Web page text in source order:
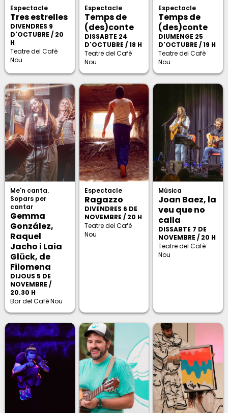
Espectacle
Tres estrelles
DIVENDRES 9
D'OCTUBRE / 20
H
Teatre del Cafè
Nou
Espectacle
Temps de
(des)conte
DISSABTE 24
D'OCTUBRE / 18 H
Teatre del Cafè
Nou
Espectacle
Temps de
(des)conte
DIUMENGE 25
D'OCTUBRE / 19 H
Teatre del Cafè
Nou
Me'n canta.
Sopars per
cantar
Gemma
González,
Raquel
Jacho i Laia
Glück, de
Filomena
DIJOUS 5 DE
NOVEMBRE /
20.30 H
Bar del Cafè Nou
Espectacle
Ragazzo
DIVENDRES 6 DE
NOVEMBRE / 20 H
Teatre del Cafè
Nou
Música
Joan Baez, la
veu que no
calla
DISSABTE 7 DE
NOVEMBRE / 20 H
Teatre del Cafè
Nou